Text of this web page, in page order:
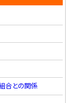
合との関係